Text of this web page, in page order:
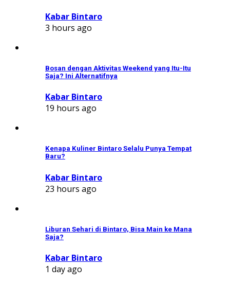
Kabar Bintaro
3 hours ago
Bosan dengan Aktivitas Weekend yang Itu-Itu
Saja? Ini Alternatifnya
Kabar Bintaro
19 hours ago
Kenapa Kuliner Bintaro Selalu Punya Tempat
Baru?
Kabar Bintaro
23 hours ago
Liburan Sehari di Bintaro, Bisa Main ke Mana
Saja?
Kabar Bintaro
1 day ago